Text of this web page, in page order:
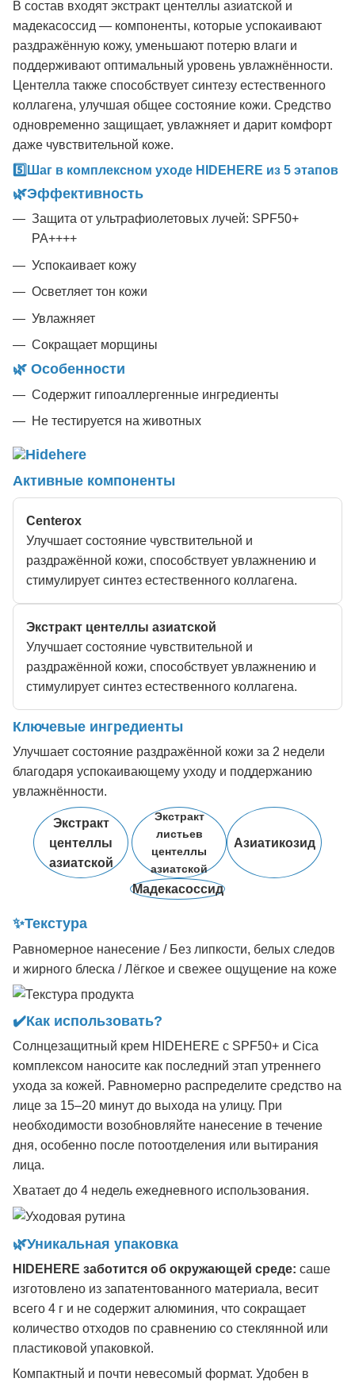
В состав входят экстракт центеллы азиатской и
мадекасоссид — компоненты, которые успокаивают
раздражённую кожу, уменьшают потерю влаги и
поддерживают оптимальный уровень увлажнённости.
Центелла также способствует синтезу естественного
коллагена, улучшая общее состояние кожи. Средство
одновременно защищает, увлажняет и дарит комфорт
даже чувствительной коже.
5️⃣Шаг в комплексном уходе HIDEHERE из 5 этапов
🌿Эффективность
Защита от ультрафиолетовых лучей: SPF50+
PA++++
Успокаивает кожу
Осветляет тон кожи
Увлажняет
Сокращает морщины
🌿 Особенности
Содержит гипоаллергенные ингредиенты
Не тестируется на животных
Активные компоненты
Centerox
Улучшает состояние чувствительной и
раздражённой кожи, способствует увлажнению и
стимулирует синтез естественного коллагена.
Экстракт центеллы азиатской
Улучшает состояние чувствительной и
раздражённой кожи, способствует увлажнению и
стимулирует синтез естественного коллагена.
Ключевые ингредиенты
Улучшает состояние раздражённой кожи за 2 недели
благодаря успокаивающему уходу и поддержанию
увлажнённости.
Экстракт
центеллы
азиатской
Экстракт
листьев
центеллы
азиатской
Азиатикозид
Мадекасоссид
✨Текстура
Равномерное нанесение / Без липкости, белых следов
и жирного блеска / Лёгкое и свежее ощущение на коже
✔️Как использовать?
Солнцезащитный крем HIDEHERE с SPF50+ и Cica
комплексом наносите как последний этап утреннего
ухода за кожей. Равномерно распределите средство на
лице за 15–20 минут до выхода на улицу. При
необходимости возобновляйте нанесение в течение
дня, особенно после потоотделения или вытирания
лица.
Хватает до 4 недель ежедневного использования.
🌿Уникальная упаковка
HIDEHERE заботится об окружающей среде: саше
изготовлено из запатентованного материала, весит
всего 4 г и не содержит алюминия, что сокращает
количество отходов по сравнению со стеклянной или
пластиковой упаковкой.
Компактный и почти невесомый формат. Удобен в